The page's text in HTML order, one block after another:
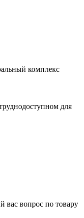
комплекс
для
вас вопрос по товару